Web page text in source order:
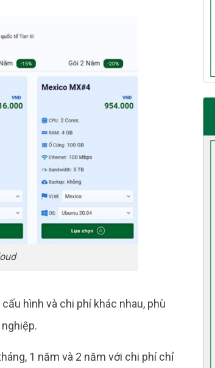
hình và chi phí khác nhau, phù
1 năm và 2 năm với chi phí chỉ